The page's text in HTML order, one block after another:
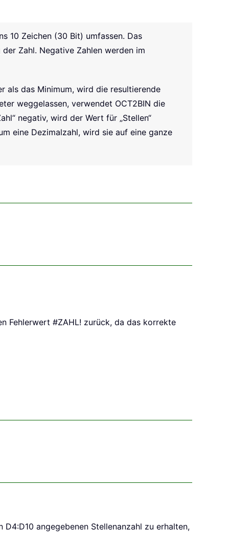
10 Zeichen (30 Bit) umfassen. Das
Zahl. Negative Zahlen werden im
als das Minimum, wird die resultierende
weggelassen, verwendet OCT2BIN die
negativ, wird der Wert für „Stellen“
eine Dezimalzahl, wird sie auf eine ganze
Fehlerwert #ZAHL! zurück, da das korrekte
angegebenen Stellenanzahl zu erhalten,